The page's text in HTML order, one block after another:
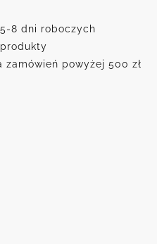
8 dni roboczych
zamówień powyżej 500 zł